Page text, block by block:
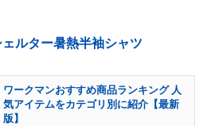
ルター暑熱半袖シャツ
ワークマンおすすめ商品ランキング 人
気アイテムをカテゴリ別に紹介【最新
版】